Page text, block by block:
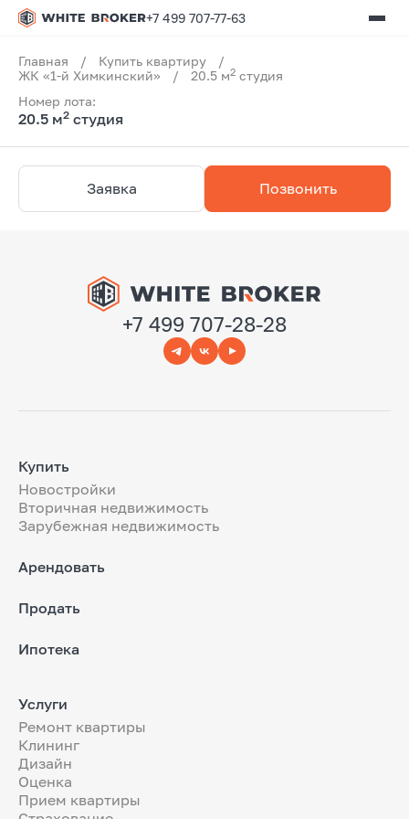
+7 499 707-77-63
Главная / Купить квартиру
/
ЖК «1-й Химкинский»
/ 20.5 м2 студия
Номер лота:
20.5 м2 студия
Заявка Позвонить
+7 499 707-28-28
Купить
Новостройки
Вторичная недвижимость
Зарубежная недвижимость
Арендовать
Продать
Ипотека
Услуги
Ремонт квартиры
Клининг
Дизайн
Оценка
Прием квартиры